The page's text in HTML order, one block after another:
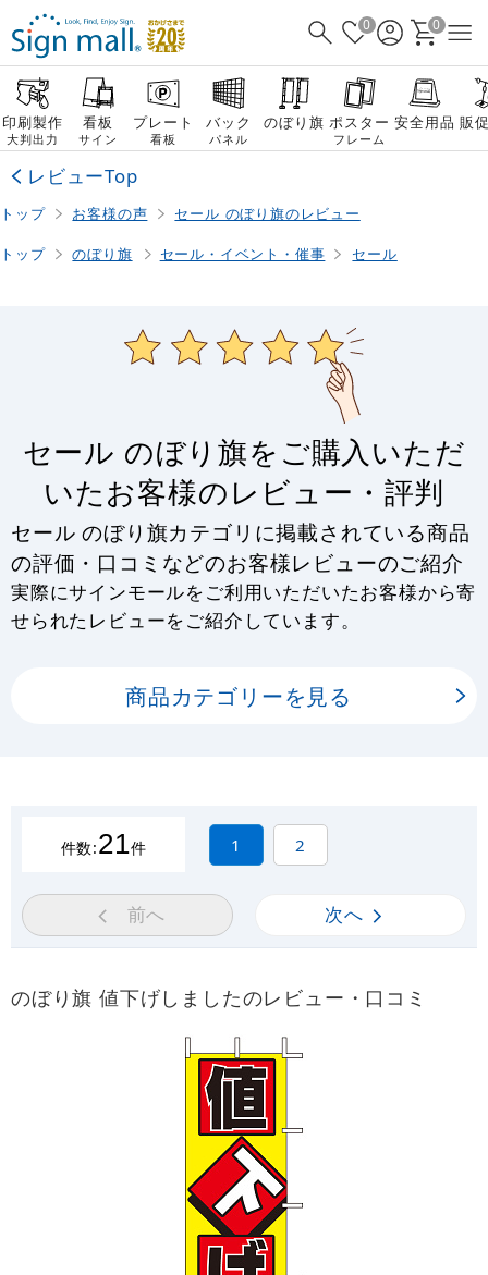
0 0
印刷製作
大判出力
看板
サイン
プレート
看板
バック
パネル
のぼり旗 ポスター
フレーム
安全用品 販
レビューTop
トップ お客様の声 セール のぼり旗のレビュー
トップ のぼり旗 セール・イベント・催事 セール
セール のぼり旗をご購入いただ
いたお客様のレビュー・評判
セール のぼり旗カテゴリに掲載されている商品
の評価・口コミなどのお客様レビューのご紹介
実際にサインモールをご利用いただいたお客様から寄
せられたレビューをご紹介しています。
商品カテゴリーを見る
件数:21件 1 2
前へ 次へ
のぼり旗 値下げしましたのレビュー・口コミ